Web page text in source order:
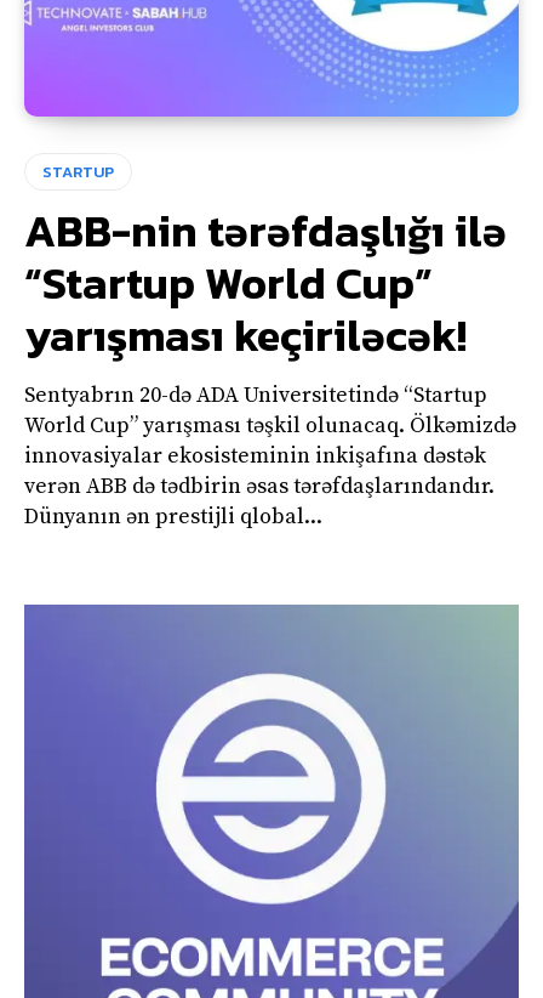
STARTUP
ABB-nin tərəfdaşlığı ilə
“Startup World Cup”
yarışması keçiriləcək!
Sentyabrın 20-də ADA Universitetində “Startup
World Cup” yarışması təşkil olunacaq. Ölkəmizdə
innovasiyalar ekosisteminin inkişafına dəstək
verən ABB də tədbirin əsas tərəfdaşlarındandır.
Dünyanın ən prestijli qlobal...